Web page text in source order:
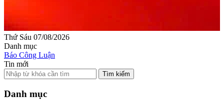
Thứ Sáu 07/08/2026
Danh mục
Báo Công Luận
Tin mới
Tìm kiếm
Danh mục